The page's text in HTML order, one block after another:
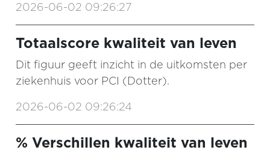
2026-06-02 09:26:27
Totaalscore kwaliteit van leven
Dit figuur geeft inzicht in de uitkomsten per
ziekenhuis voor PCI (Dotter).
2026-06-02 09:26:24
% Verschillen kwaliteit van leven